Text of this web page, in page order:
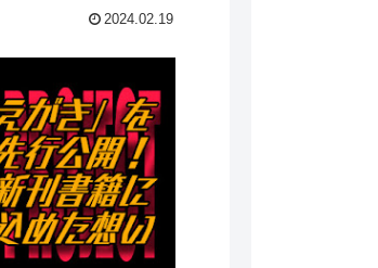
2024.02.19